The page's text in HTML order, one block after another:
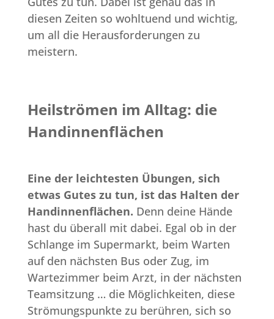
diesen Zeiten so wohltuend und wichtig,
um all die Herausforderungen zu
meistern.
Heilströmen im Alltag: die
Handinnenflächen
Eine der leichtesten Übungen, sich
etwas Gutes zu tun, ist das Halten der
Handinnenflächen. Denn deine Hände
hast du überall mit dabei. Egal ob in der
Schlange im Supermarkt, beim Warten
auf den nächsten Bus oder Zug, im
Wartezimmer beim Arzt, in der nächsten
Teamsitzung … die Möglichkeiten, diese
Strömungspunkte zu berühren, sich so